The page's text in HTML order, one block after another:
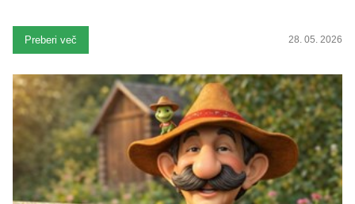
Preberi več 28. 05. 2026